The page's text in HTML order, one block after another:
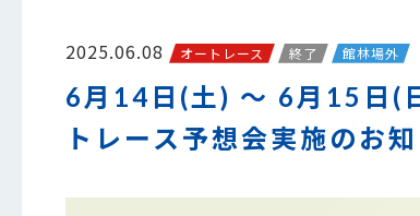
2025.06.08 オートレース 終了 館林場外
6月14日(土) ～ 6月15日(
トレース予想会実施のお